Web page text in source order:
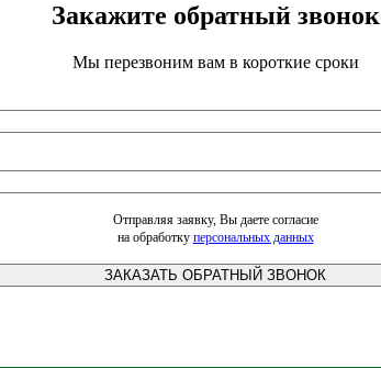
Закажите обратный звонок
Мы перезвоним вам в короткие сроки
Отправляя заявку, Вы даете согласие
на обработку персональных данных